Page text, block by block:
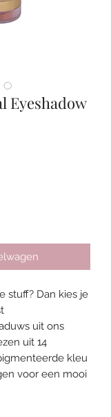
Eyeshadow
stuff? Dan kies je
uit ons
uit 14
kleu
voor een mooi